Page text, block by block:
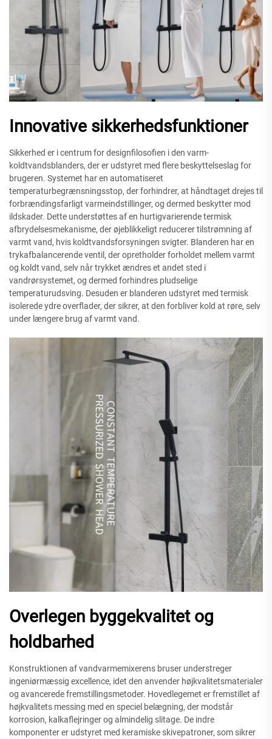
Innovative sikkerhedsfunktioner
Sikkerhed er i centrum for designfilosofien i den varm-
koldtvandsblanders, der er udstyret med flere beskyttelseslag for
brugeren. Systemet har en automatiseret
temperaturbegrænsningsstop, der forhindrer, at håndtaget drejes til
forbrændingsfarligt varmeindstillinger, og dermed beskytter mod
ildskader. Dette understøttes af en hurtigvarierende termisk
afbrydelsesmekanisme, der øjeblikkeligt reducerer tilstrømning af
varmt vand, hvis koldtvandsforsyningen svigter. Blanderen har en
trykafbalancerende ventil, der opretholder forholdet mellem varmt
og koldt vand, selv når trykket ændres et andet sted i
vandrørsystemet, og dermed forhindres pludselige
temperaturudsving. Desuden er blanderen udstyret med termisk
isolerede ydre overflader, der sikrer, at den forbliver kold at røre, selv
under længere brug af varmt vand.
Overlegen byggekvalitet og
holdbarhed
Konstruktionen af vandvarmemixerens bruser understreger
ingeniørmæssig excellence, idet den anvender højkvalitetsmaterialer
og avancerede fremstillingsmetoder. Hovedlegemet er fremstillet af
højkvalitets messing med en speciel belægning, der modstår
korrosion, kalkaflejringer og almindelig slitage. De indre
komponenter er udstyret med keramiske skivepatroner, som sikrer